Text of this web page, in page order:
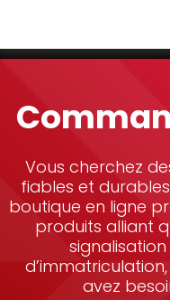
Vous cherchez
fiables et
boutique en ligne
produits alliant
avez